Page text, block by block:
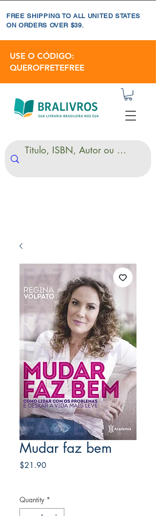
FREE SHIPPING TO ALL UNITED STATES
ON ORDERS OVER $39.
USE O CÓDIGO:
QUEROFRETEFREE
Mudar faz bem
$21.90Price
Quantity *